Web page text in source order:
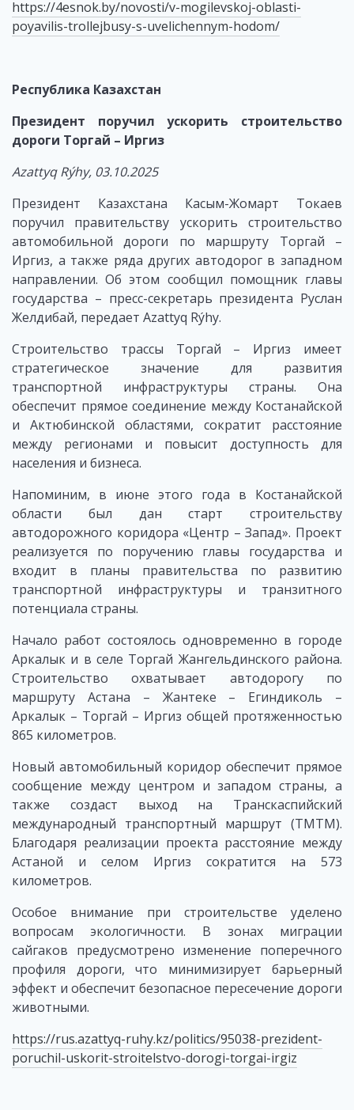
https://4esnok.by/novosti/v-mogilevskoj-oblasti-
poyavilis-trollejbusy-s-uvelichennym-hodom/
Республика Казахстан
Президент поручил ускорить строительство
дороги Торгай – Иргиз
Azattyq Rýhy, 03.10.2025
Президент Казахстана Касым-Жомарт Токаев
поручил правительству ускорить строительство
автомобильной дороги по маршруту Торгай –
Иргиз, а также ряда других автодорог в западном
направлении. Об этом сообщил помощник главы
государства – пресс-секретарь президента Руслан
Желдибай, передает Azattyq Rýhy.
Строительство трассы Торгай – Иргиз имеет
стратегическое значение для развития
транспортной инфраструктуры страны. Она
обеспечит прямое соединение между Костанайской
и Актюбинской областями, сократит расстояние
между регионами и повысит доступность для
населения и бизнеса.
Напоминим, в июне этого года в Костанайской
области был дан старт строительству
автодорожного коридора «Центр – Запад». Проект
реализуется по поручению главы государства и
входит в планы правительства по развитию
транспортной инфраструктуры и транзитного
потенциала страны.
Начало работ состоялось одновременно в городе
Аркалык и в селе Торгай Жангельдинского района.
Строительство охватывает автодорогу по
маршруту Астана – Жантеке – Егиндиколь –
Аркалык – Торгай – Иргиз общей протяженностью
865 километров.
Новый автомобильный коридор обеспечит прямое
сообщение между центром и западом страны, а
также создаст выход на Транскаспийский
международный транспортный маршрут (ТМТМ).
Благодаря реализации проекта расстояние между
Астаной и селом Иргиз сократится на 573
километров.
Особое внимание при строительстве уделено
вопросам экологичности. В зонах миграции
сайгаков предусмотрено изменение поперечного
профиля дороги, что минимизирует барьерный
эффект и обеспечит безопасное пересечение дороги
животными.
https://rus.azattyq-ruhy.kz/politics/95038-prezident-
poruchil-uskorit-stroitelstvo-dorogi-torgai-irgiz